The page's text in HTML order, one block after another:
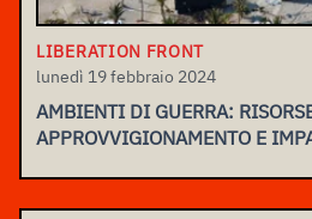
LIBERATION FRONT
lunedì 19 febbraio 2024
AMBIENTI DI GUERRA:
APPROVVIGIONAMENTO E